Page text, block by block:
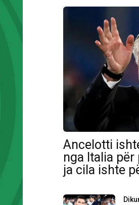
Ancelotti
nga Italia
ja cila ishte